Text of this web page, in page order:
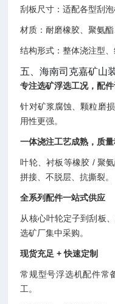
刮板尺寸：适配各型刮
材质：耐磨橡胶、聚氨
结构形式：整体浇注型
五、海南司克嘉矿山
专注选矿浮选工况，配
针对矿浆腐蚀、颗粒磨
用性更强。
一体浇注工艺成熟，质
叶轮、衬板等橡胶 / 聚
拼接、不脱层、抗撕裂。
全系列配件一站式供应
从核心叶轮定子到刮板
选矿厂集中采购。
现货充足 + 快速定制
常规型号浮选机配件常
工。